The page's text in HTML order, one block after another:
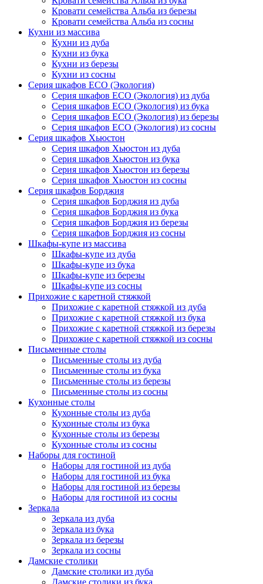
Кровати семейства Альба из березы
Кровати семейства Альба из сосны
Кухни из массива
Кухни из дуба
Кухни из бука
Кухни из березы
Кухни из сосны
Серия шкафов ECO (Экология)
Серия шкафов ECO (Экология) из дуба
Серия шкафов ECO (Экология) из бука
Серия шкафов ECO (Экология) из березы
Серия шкафов ECO (Экология) из сосны
Серия шкафов Хьюстон
Серия шкафов Хьюстон из дуба
Серия шкафов Хьюстон из бука
Серия шкафов Хьюстон из березы
Серия шкафов Хьюстон из сосны
Серия шкафов Борджия
Серия шкафов Борджия из дуба
Серия шкафов Борджия из бука
Серия шкафов Борджия из березы
Серия шкафов Борджия из сосны
Шкафы-купе из массива
Шкафы-купе из дуба
Шкафы-купе из бука
Шкафы-купе из березы
Шкафы-купе из сосны
Прихожие с каретной стяжкой
Прихожие с каретной стяжкой из дуба
Прихожие с каретной стяжкой из бука
Прихожие с каретной стяжкой из березы
Прихожие с каретной стяжкой из сосны
Письменные столы
Письменные столы из дуба
Письменные столы из бука
Письменные столы из березы
Письменные столы из сосны
Кухонные столы
Кухонные столы из дуба
Кухонные столы из бука
Кухонные столы из березы
Кухонные столы из сосны
Наборы для гостиной
Наборы для гостиной из дуба
Наборы для гостиной из бука
Наборы для гостиной из березы
Наборы для гостиной из сосны
Зеркала
Зеркала из дуба
Зеркала из бука
Зеркала из березы
Зеркала из сосны
Дамские столики
Дамские столики из дуба
Дамские столики из бука